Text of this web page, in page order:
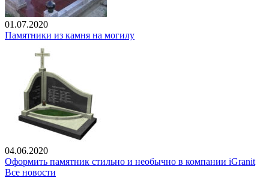
01.07.2020
Памятники из камня на могилу
04.06.2020
Оформить памятник стильно и необычно в компании iGranit
Все новости